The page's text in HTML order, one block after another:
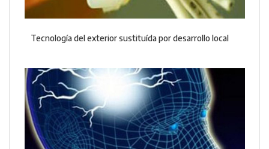
Tecnología del exterior sustituída por desarrollo local